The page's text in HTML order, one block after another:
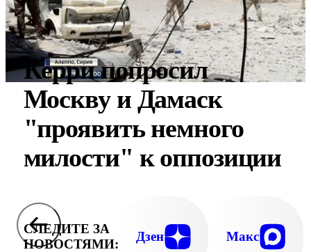
Керри попросил
Москву и Дамаск
"проявить немного
милости" к оппозиции
СЛЕДИТЕ ЗА
НОВОСТЯМИ:
Дзен Макс